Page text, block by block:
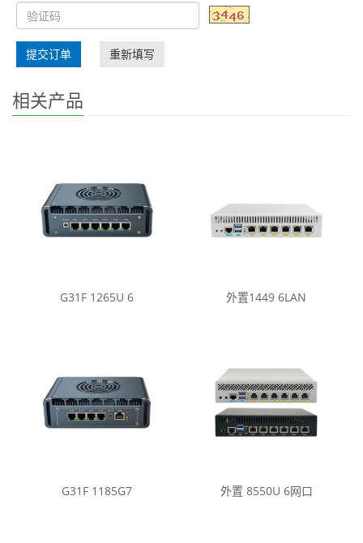
提交订单 重新填写
相关产品
G31F 1265U 6 外置1449 6LAN
G31F 1185G7 外置 8550U 6网口